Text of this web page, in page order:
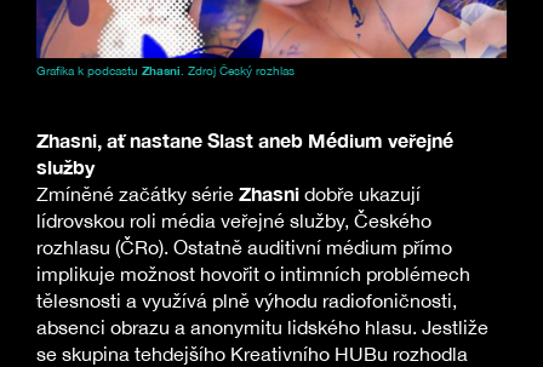
Grafika k podcastu Zhasni. Zdroj Český rozhlas
Zhasni, ať nastane Slast aneb Médium veřejné
služby
Zmíněné začátky série Zhasni dobře ukazují
lídrovskou roli média veřejné služby, Českého
rozhlasu (ČRo). Ostatně auditivní médium přímo
implikuje možnost hovořit o intimních problémech
tělesnosti a využívá plně výhodu radiofoničnosti,
absenci obrazu a anonymitu lidského hlasu. Jestliže
se skupina tehdejšího Kreativního HUBu rozhodla